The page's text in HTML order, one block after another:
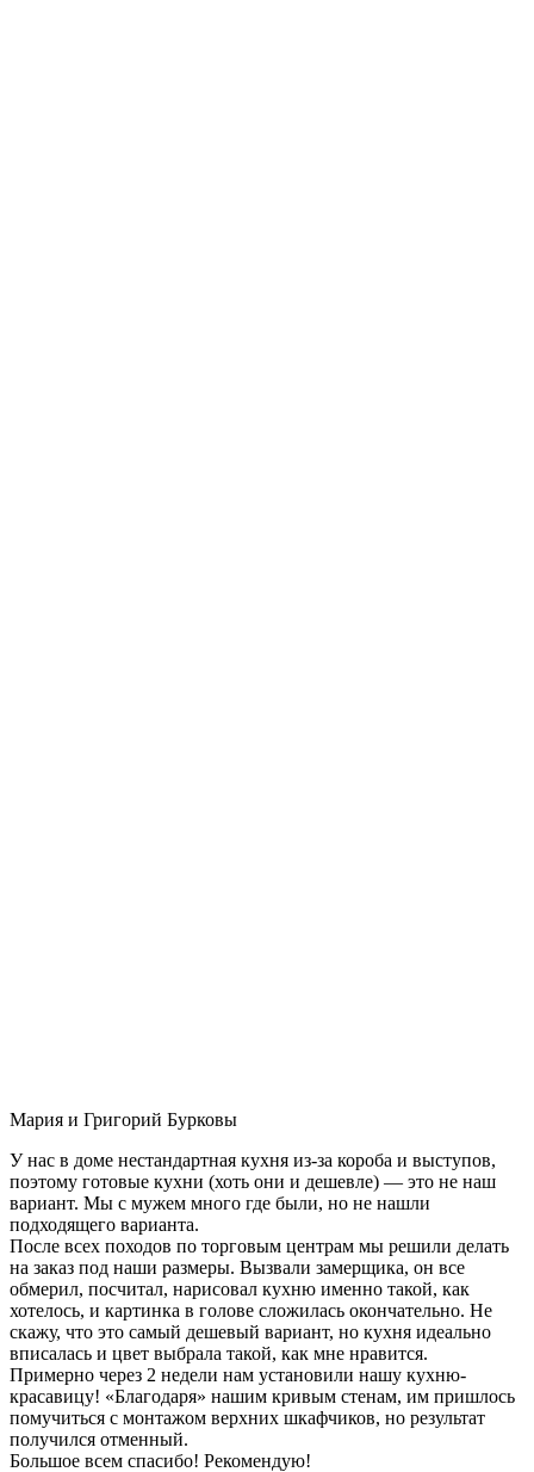
Мария и Григорий Бурковы
У нас в доме нестандартная кухня из-за короба и выступов,
поэтому готовые кухни (хоть они и дешевле) — это не наш
вариант. Мы с мужем много где были, но не нашли
подходящего варианта.
После всех походов по торговым центрам мы решили делать
на заказ под наши размеры. Вызвали замерщика, он все
обмерил, посчитал, нарисовал кухню именно такой, как
хотелось, и картинка в голове сложилась окончательно. Не
скажу, что это самый дешевый вариант, но кухня идеально
вписалась и цвет выбрала такой, как мне нравится.
Примерно через 2 недели нам установили нашу кухню-
красавицу! «Благодаря» нашим кривым стенам, им пришлось
помучиться с монтажом верхних шкафчиков, но результат
получился отменный.
Большое всем спасибо! Рекомендую!